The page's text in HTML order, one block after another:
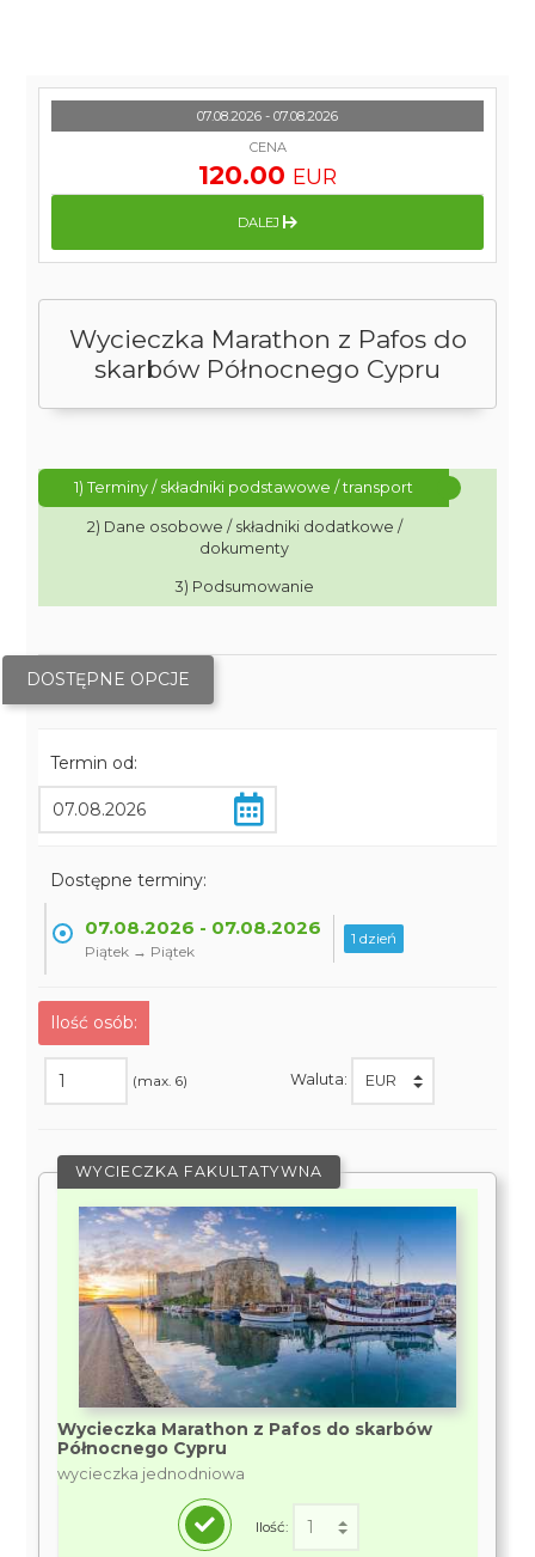
Wycieczka Marathon z Pafos do
skarbów Północnego Cypru
1) Terminy / składniki podstawowe / transport
2) Dane osobowe / składniki dodatkowe /
dokumenty
3) Podsumowanie
DOSTĘPNE OPCJE
Termin od:
Dostępne terminy:
07.08.2026 - 07.08.2026
Piątek → Piątek
1 dzień
Ilość osób:
(max. 6) Waluta:
WYCIECZKA FAKULTATYWNA
Wycieczka Marathon z Pafos do skarbów
Północnego Cypru
wycieczka jednodniowa
Ilość:
07.08.2026 - 07.08.2026
CENA
120.00 EUR
DALEJ